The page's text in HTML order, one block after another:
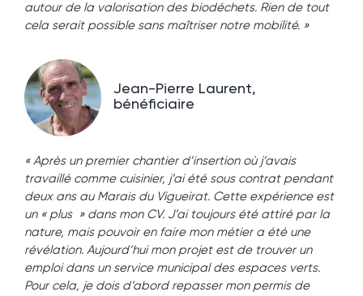
autour de la valorisation des biodéchets. Rien de tout
cela serait possible sans maîtriser notre mobilité. »
Jean-Pierre Laurent,
bénéficiaire
« Après un premier chantier d’insertion où j’avais
travaillé comme cuisinier, j’ai été sous contrat pendant
deux ans au Marais du Vigueirat. Cette expérience est
un « plus » dans mon CV. J’ai toujours été attiré par la
nature, mais pouvoir en faire mon métier a été une
révélation. Aujourd’hui mon projet est de trouver un
emploi dans un service municipal des espaces verts.
Pour cela, je dois d’abord repasser mon permis de